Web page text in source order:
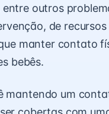
outros
de recursos
manter contato
bebês.
mantendo um